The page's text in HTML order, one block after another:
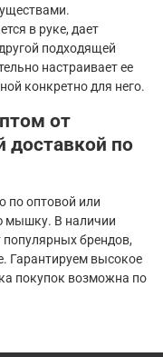
в руке, дает
подходящей
настраивает ее
конкретно для него.
от
доставкой по
по оптовой или
мышку. В наличии
брендов,
Гарантируем высокое
покупок возможна по